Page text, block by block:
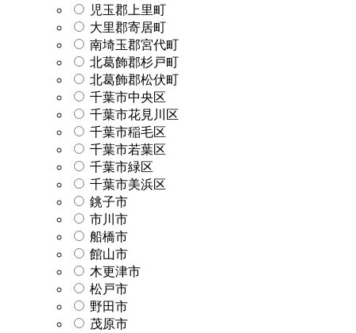
児玉郡上里町
大里郡寄居町
南埼玉郡宮代町
北葛飾郡杉戸町
北葛飾郡松伏町
千葉市中央区
千葉市花見川区
千葉市稲毛区
千葉市若葉区
千葉市緑区
千葉市美浜区
銚子市
市川市
船橋市
館山市
木更津市
松戸市
野田市
茂原市